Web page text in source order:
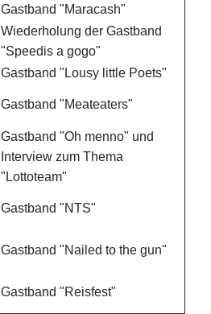
Gastband "Maracash"
Wiederholung der Gastband
"Speedis a gogo"
Gastband "Lousy little Poets"
Gastband "Meateaters"
Gastband "Oh menno" und
Interview zum Thema
"Lottoteam"
Gastband "NTS"
Gastband "Nailed to the gun"
Gastband "Reisfest"